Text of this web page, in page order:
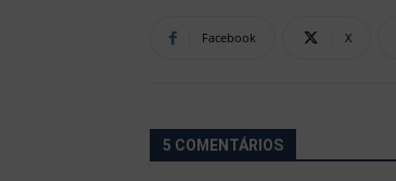
Facebook X
5 COMENTÁRIOS